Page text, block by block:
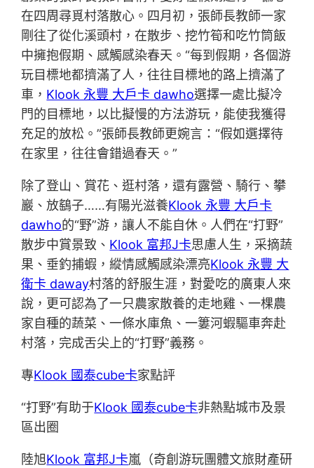
在四周尋覓村落散心。四月初，張師長教師一家
剛往了從化溪頭村，在散步、挖竹筍和吃竹筒飯
中擁抱假期、感觸感染春天。“每到假期，各個游
玩目標地都擠滿了人，往往目標地的路上擠滿了
車， Klook 永豐 大戶卡 dawho選擇一處比擬冷
門的目標地，以比擬慢的方法游玩，能使我獲得
充足的放松。”張師長教師更婉言：“假如選擇待
在家里，往往會錯過春天。”
除了登山、賞花、逛村落，還有露營、騎行、攀
巖、放鷂子……有陽光滋養Klook 永豐 大戶卡
dawho的“野”游，讓人不能自休。人們在“打野”
散步中賞景致、 Klook 富邦J卡思慮人生，采摘蔬
果、垂釣捕蝦，縱情感觸感染漂亮Klook 永豐 大
衛卡 daway村落的舒服生涯，對愛吃的廣東人來
說，更可認為了一只農家散養的走地雞、一棵農
家自種的蔬菜、一條水庫魚、一簍河蝦驅車奔赴
村落，完成舌尖上的“打野”義務。
專Klook 國泰cube卡家點評
“打野”有助于Klook 國泰cube卡非熱點城市及景
區出圈
陸旭Klook 富邦J卡嵐（奇創游玩團體文旅財產研